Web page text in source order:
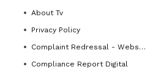
About Tv
Privacy Policy
Complaint Redressal - Website
Compliance Report Digital